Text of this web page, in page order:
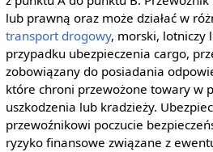
lub prawną oraz może działać w
transport drogowy, morski, lotniczy
przypadku ubezpieczenia cargo,
zobowiązany do posiadania
które chroni przewożone towary w
uszkodzenia lub kradzieży.
przewoźnikowi poczucie
ryzyko finansowe związane z